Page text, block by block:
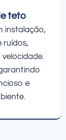
teto
instalação,
ruídos,
e